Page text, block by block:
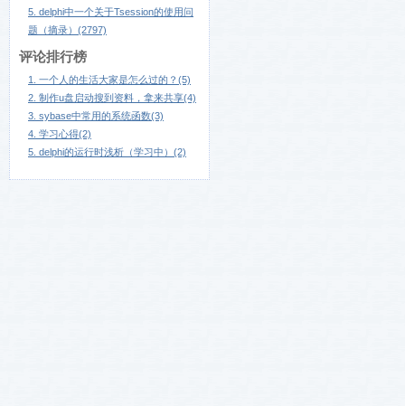
5. delphi中一个关于Tsession的使用问
题（摘录）(2797)
评论排行榜
1. 一个人的生活大家是怎么过的？(5)
2. 制作u盘启动搜到资料，拿来共享(4)
3. sybase中常用的系统函数(3)
4. 学习心得(2)
5. delphi的运行时浅析（学习中）(2)